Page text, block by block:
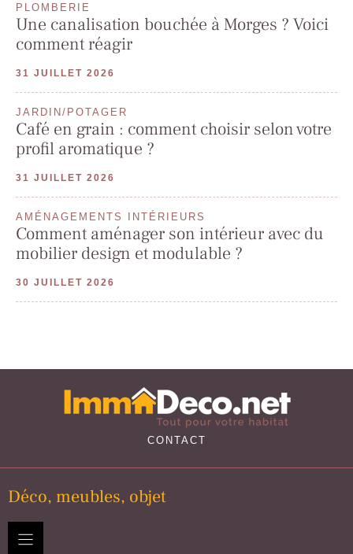
PLOMBERIE
Une canalisation bouchée à Morges ? Voici
comment réagir
31 JUILLET 2026
JARDIN/POTAGER
Café en grain : comment choisir selon votre
profil aromatique ?
31 JUILLET 2026
AMÉNAGEMENTS INTÉRIEURS
Comment aménager son intérieur avec du
mobilier design et modulable ?
30 JUILLET 2026
CONTACT
Déco, meubles, objet